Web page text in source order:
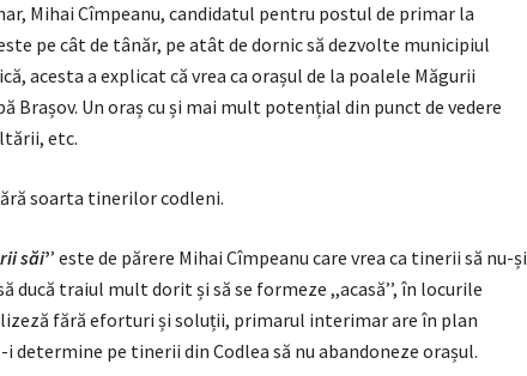
Mihai Cîmpeanu, candidatul pentru postul de primar la
pe cât de tânăr, pe atât de dornic să dezvolte municipiul
acesta a explicat că vrea ca orașul de la poalele Măgurii
Brașov. Un oraș cu și mai mult potențial din punct de vedere
etc.
soarta tinerilor codleni.
săi’’ este de părere Mihai Cîmpeanu care vrea ca tinerii să nu-și
ducă traiul mult dorit și să se formeze ,,acasă’’, în locurile
fără eforturi și soluții, primarul interimar are în plan
determine pe tinerii din Codlea să nu abandoneze orașul.